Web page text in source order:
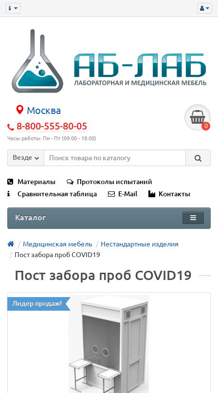
Москва
8-800-555-80-05
Часы работы: Пн - Пт (09:00 - 18:00)
0
Везде
Материалы
Протоколы испытаний
Сравнительная таблица
E-Mail Контакты
Каталог
Медицинская мебель
Нестандартные изделия
Пост забора проб COVID19
Пост забора проб COVID19
Лидер продаж!